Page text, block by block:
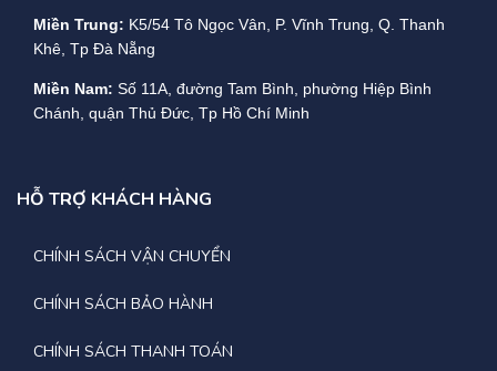
Miền Trung: K5/54 Tô Ngọc Vân, P. Vĩnh Trung, Q. Thanh
Khê, Tp Đà Nẵng
Miền Nam: Số 11A, đường Tam Bình, phường Hiệp Bình
Chánh, quận Thủ Đức, Tp Hồ Chí Minh
HỖ TRỢ KHÁCH HÀNG
CHÍNH SÁCH VẬN CHUYỂN
CHÍNH SÁCH BẢO HÀNH
CHÍNH SÁCH THANH TOÁN